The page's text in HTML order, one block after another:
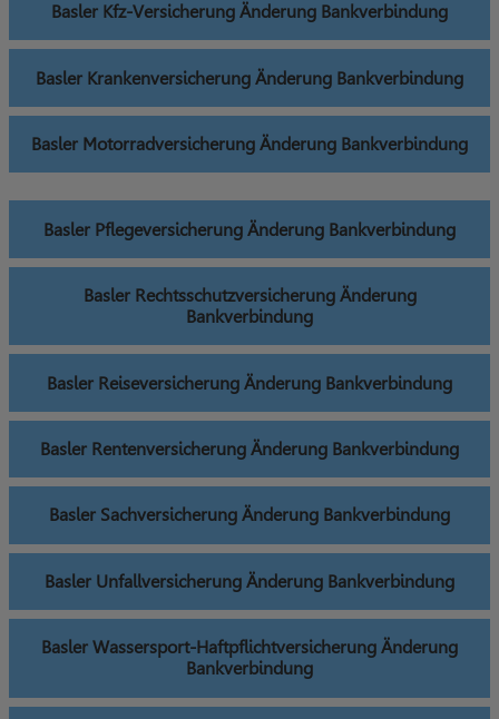
Basler Kfz-Versicherung Änderung Bankverbindung
Basler Krankenversicherung Änderung Bankverbindung
Basler Motorradversicherung Änderung Bankverbindung
Basler Pflegeversicherung Änderung Bankverbindung
Basler Rechtsschutzversicherung Änderung
Bankverbindung
Basler Reiseversicherung Änderung Bankverbindung
Basler Rentenversicherung Änderung Bankverbindung
Basler Sachversicherung Änderung Bankverbindung
Basler Unfallversicherung Änderung Bankverbindung
Basler Wassersport-Haftpflichtversicherung Änderung
Bankverbindung